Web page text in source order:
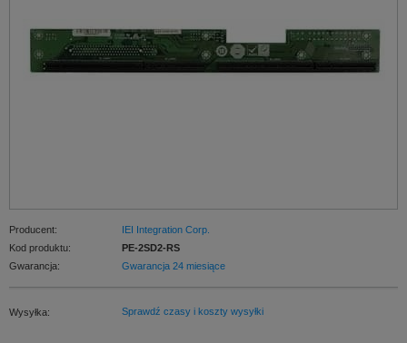
Producent:
IEI Integration Corp.
Kod produktu:
PE-2SD2-RS
Gwarancja:
Gwarancja 24 miesiące
Wysyłka: Sprawdź czasy i koszty wysyłki